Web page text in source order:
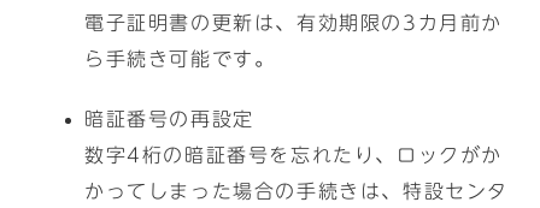
電子証明書の更新は、有効期限の3カ月前か
ら手続き可能です。
暗証番号の再設定
数字4桁の暗証番号を忘れたり、ロックがか
かってしまった場合の手続きは、特設センタ